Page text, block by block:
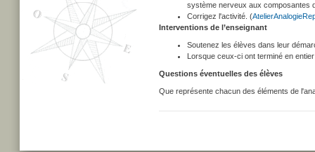
système nerveux aux composantes
Corrigez l'activité. (
Interventions de l’enseignant
Soutenez les élèves dans leur
Lorsque ceux-ci ont terminé en
Questions éventuelles des élèves
Que représente chacun des éléments de